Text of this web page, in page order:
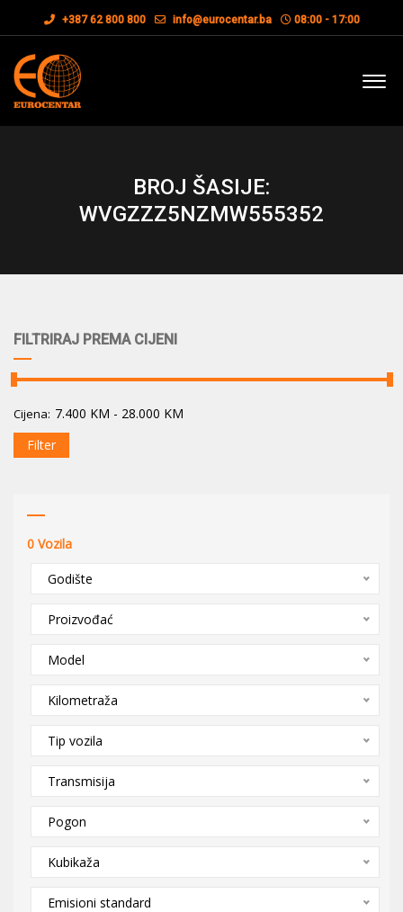
+387 62 800 800 info@eurocentar.ba 08:00 - 17:00
BROJ ŠASIJE:
WVGZZZ5NZMW555352
FILTRIRAJ PREMA CIJENI
Cijena: 7.400 KM - 28.000 KM
Filter
0 Vozila
Godište
Proizvođać
Model
Kilometraža
Tip vozila
Transmisija
Pogon
Kubikaža
Emisioni standard